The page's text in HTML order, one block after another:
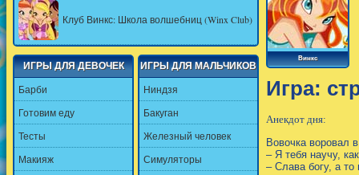
Клуб Винкс: Школа волшебниц (Winx Club)
ИГРЫ ДЛЯ ДЕВОЧЕК
Барби
Готовим еду
Тесты
Макияж
ИГРЫ ДЛЯ МАЛЬЧИКОВ
Ниндзя
Бакуган
Железный человек
Симуляторы
Винкс
Игра:
Анекдот дня:
Вовочка воровал
– Я тебя научу,
– Слава богу, а то